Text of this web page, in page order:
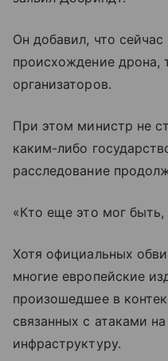
Он добавил, что
происхождение дрона,
организаторов.
При этом министр не
каким-либо
расследование
«Кто еще это мог
Хотя официальных
многие европейские
произошедшее в
связанных с атаками
инфраструктуру.